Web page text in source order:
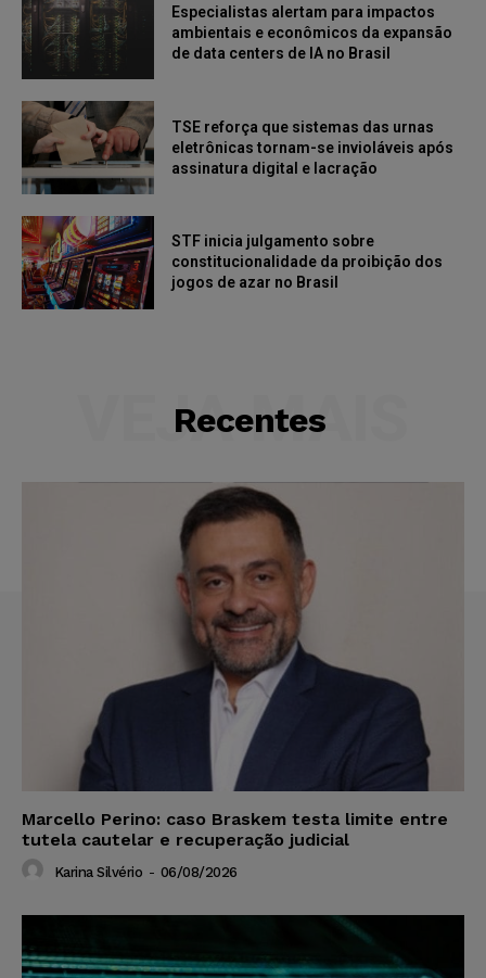
Especialistas alertam para impactos
ambientais e econômicos da expansão
de data centers de IA no Brasil
TSE reforça que sistemas das urnas
eletrônicas tornam-se invioláveis após
assinatura digital e lacração
STF inicia julgamento sobre
constitucionalidade da proibição dos
jogos de azar no Brasil
Recentes
VEJA MAIS
Marcello Perino: caso Braskem testa limite entre
tutela cautelar e recuperação judicial
Karina Silvério - 06/08/2026